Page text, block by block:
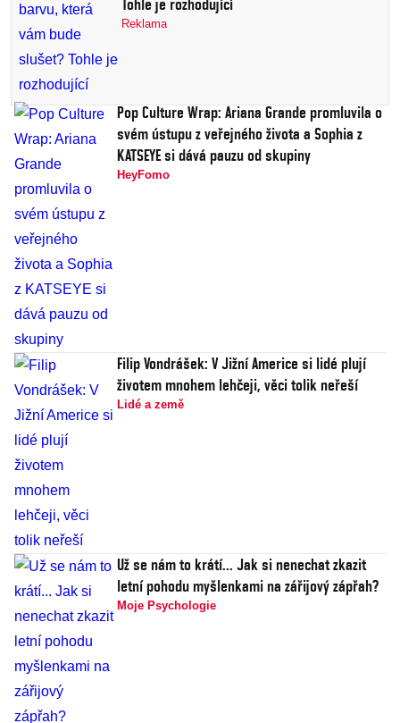
Tohle je rozhodující
Reklama
Pop Culture Wrap: Ariana Grande promluvila o
svém ústupu z veřejného života a Sophia z
KATSEYE si dává pauzu od skupiny
HeyFomo
Filip Vondrášek: V Jižní Americe si lidé plují
životem mnohem lehčeji, věci tolik neřeší
Lidé a země
Už se nám to krátí... Jak si nenechat zkazit
letní pohodu myšlenkami na zářijový zápřah?
Moje Psychologie